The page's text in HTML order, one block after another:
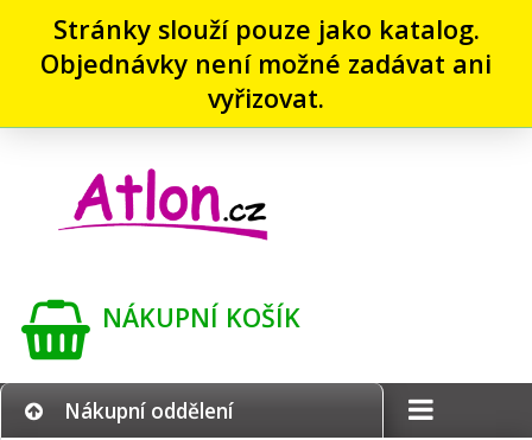
Stránky slouží pouze jako katalog.
Objednávky není možné zadávat ani
vyřizovat.
NÁKUPNÍ KOŠÍK
Nákupní oddělení